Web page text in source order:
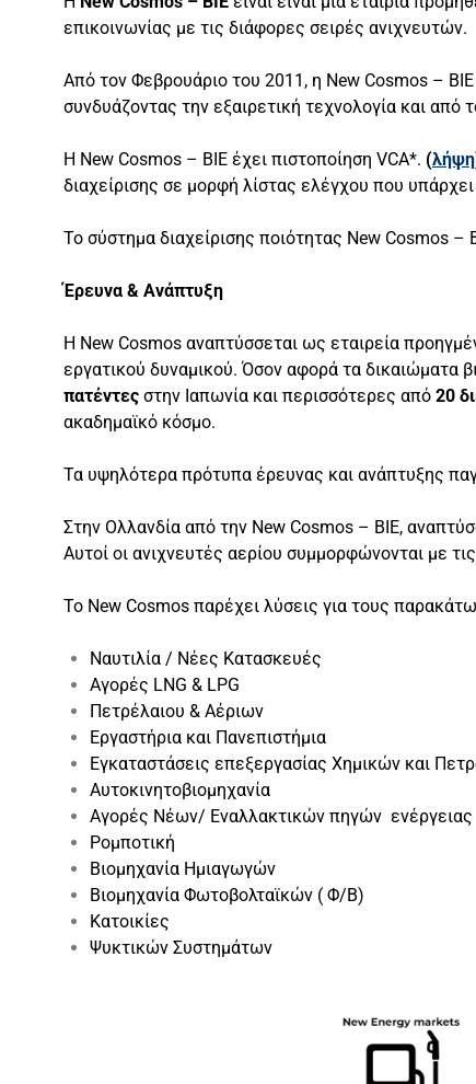
επικοινωνίας με τις διάφορες σειρές ανιχνευτών.
Από τον Φεβρουάριο του 2011, η New Cosmos –
συνδυάζοντας την εξαιρετική τεχνολογία και από
Η New Cosmos – BIE έχει πιστοποίηση VCA*. (λήψη
διαχείρισης σε μορφή λίστας ελέγχου που
Το σύστημα διαχείρισης ποιότητας New Cosmos
Έρευνα & Ανάπτυξη
Η New Cosmos αναπτύσσεται ως εταιρεία
εργατικού δυναμικού. Όσον αφορά τα δικαιώματα
πατέντες στην Ιαπωνία και περισσότερες από 20
ακαδημαϊκό κόσμο.
Τα υψηλότερα πρότυπα έρευνας και ανάπτυξης
Στην Ολλανδία από την New Cosmos – BIE,
Αυτοί οι ανιχνευτές αερίου συμμορφώνονται με
Το New Cosmos παρέχει λύσεις για τους
Ναυτιλία / Νέες Κατασκευές
Αγορές LNG & LPG
Πετρέλαιου & Αέριων
Εργαστήρια και Πανεπιστήμια
Εγκαταστάσεις επεξεργασίας Χημικών και
Αυτοκινητοβιομηχανία
Αγορές Νέων/ Εναλλακτικών πηγών ενέργειας
Ρομποτική
Βιομηχανία Ημιαγωγών
Βιομηχανία Φωτοβολταϊκών ( Φ/Β)
Κατοικίες
Ψυκτικών Συστημάτων